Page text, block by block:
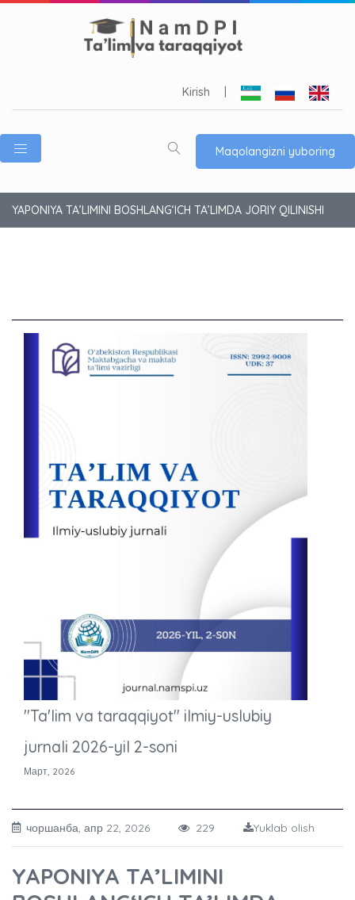
Kirish
Maqolangizni yuboring
YAPONIYA TA’LIMINI BOSHLANG‘ICH TA’LIMDA JORIY QILINISHI
"Ta'lim va taraqqiyot" ilmiy-uslubiy
jurnali 2026-yil 2-soni
Март, 2026
чоршанба, апр 22, 2026 229 Yuklab olish
YAPONIYA TA’LIMINI